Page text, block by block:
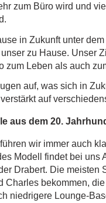
zum Büro wird und
in Zukunft unter dem
zu Hause. Unser
zum Leben als auch
auf, was sich in
auf
aus dem 20.
wir immer auch
Modell findet bei uns
Drabert. Die
Charles bekommen,
niedrigere Lounge-